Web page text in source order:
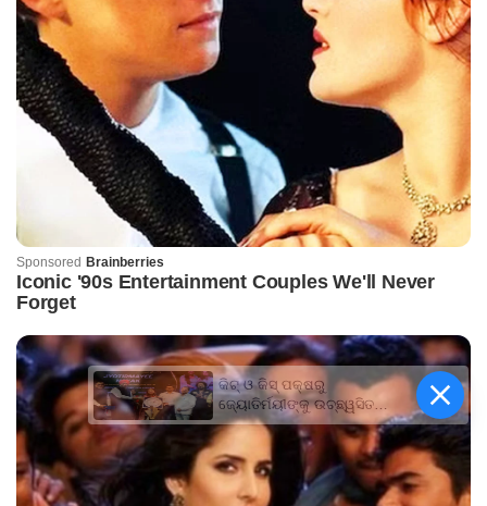
କିଟ୍‍ ଓ କିସ୍‍ ପକ୍ଷରୁ
ଜ୍ୟୋତିର୍ମୟୀଙ୍କୁ ଉଚ୍ଛ୍ୱସିତ
ସମ୍ବର୍ଦ୍ଧନା; ୫ଲକ୍ଷ ଟଙ୍କାର
ପ୍ରୋତ୍ସାହନ ରାଶି ପ୍ରଦାନ